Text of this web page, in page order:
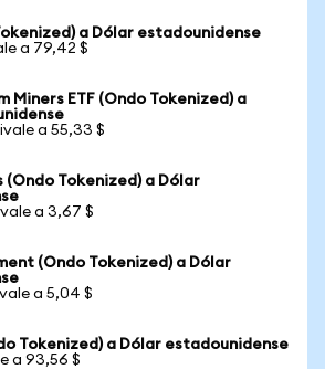
a Dólar estadounidense
a 79,42 $
Miners ETF (Ondo Tokenized) a
a 55,33 $
(Ondo Tokenized) a Dólar
a 3,67 $
(Ondo Tokenized) a Dólar
a 5,04 $
Tokenized) a Dólar estadounidense
a 93,56 $